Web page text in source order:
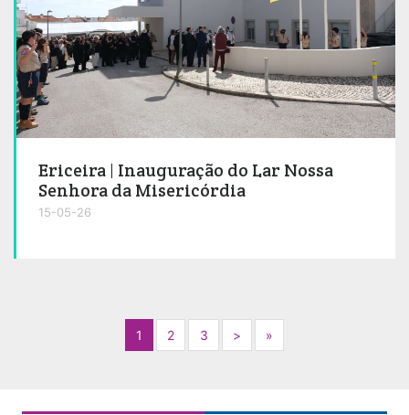
Ericeira | Inauguração do Lar Nossa
Senhora da Misericórdia
15-05-26
1 2 3 >Next»